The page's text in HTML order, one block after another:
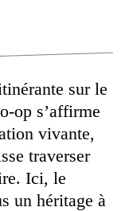
sur le
op s’affirme
vivante,
traverser
Ici, le
un héritage à